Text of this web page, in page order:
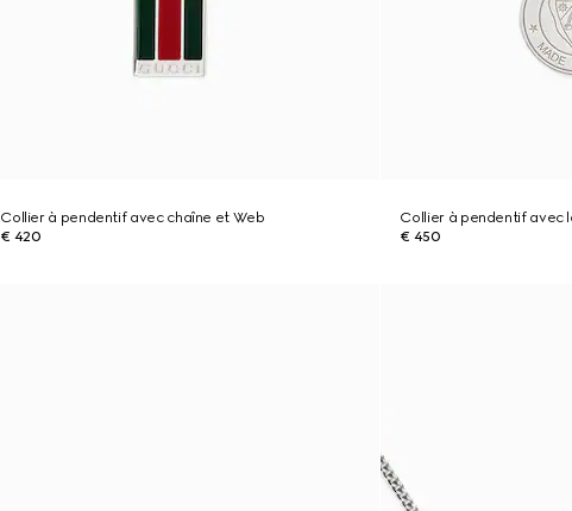
Collier à pendentif avec chaîne et Web
€ 420
Collier à pendentif avec
€ 450